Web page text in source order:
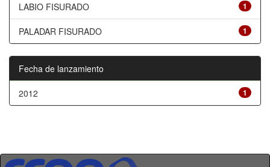
1
LABIO FISURADO
1
PALADAR FISURADO
Fecha de lanzamiento
1
2012